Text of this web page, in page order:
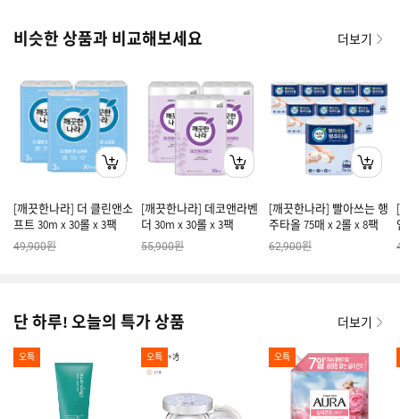
비슷한 상품과 비교해보세요 더보기
[깨끗한나라] 더 클린앤소
프트 30m x 30롤 x 3팩
49,900원
[깨끗한나라] 데코앤라벤
더 30m x 30롤 x 3팩
55,900원
[깨끗한나라] 빨아쓰는 행
주타올 75매 x 2롤 x 8팩
62,900원
단 하루! 오늘의 특가 상품 더보기
오특 오특 오특